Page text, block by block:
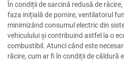
În condiții de sarcină redusă de
faza inițială de pornire, ventilatorul
minimizând consumul electric din
vehiculului și contribuind astfel la o
combustibil. Atunci când este
răcire, cum ar fi în condiții de căldură